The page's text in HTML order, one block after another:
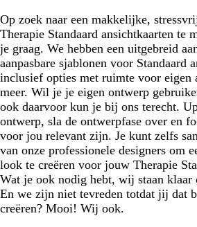
Op zoek naar een makkelijke,
Therapie Standaard ansichtkaarten te
je graag. We hebben een uitgebreid
aanpasbare sjablonen voor Standaard
inclusief opties met ruimte voor eigen
meer. Wil je je eigen ontwerp
ook daarvoor kun je bij ons terecht.
ontwerp, sla de ontwerpfase over en
voor jou relevant zijn. Je kunt zelfs
van onze professionele designers om
look te creëren voor jouw Therapie
Wat je ook nodig hebt, wij staan klaar
En we zijn niet tevreden totdat jij dat
creëren? Mooi! Wij ook.